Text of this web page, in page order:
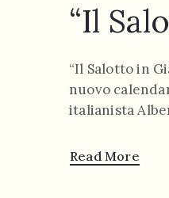
“Il
“Il Salotto in
nuovo
italianista
Read More